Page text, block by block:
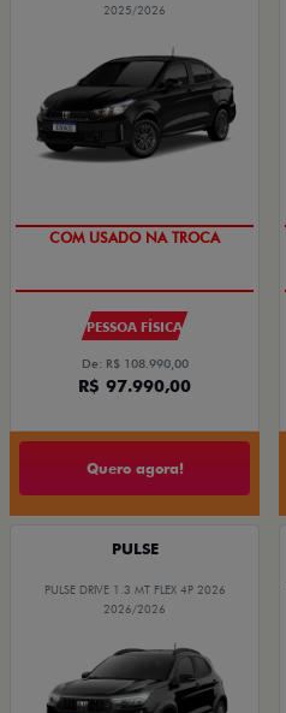
2025/2026
SUPER DESCONTO
PESSOA FÍSICA
De: R$ 108.990,00
R$ 97.990,00
Quero agora!
PULSE
PULSE DRIVE 1.3 MT FLEX 4P 2026
2026/2026